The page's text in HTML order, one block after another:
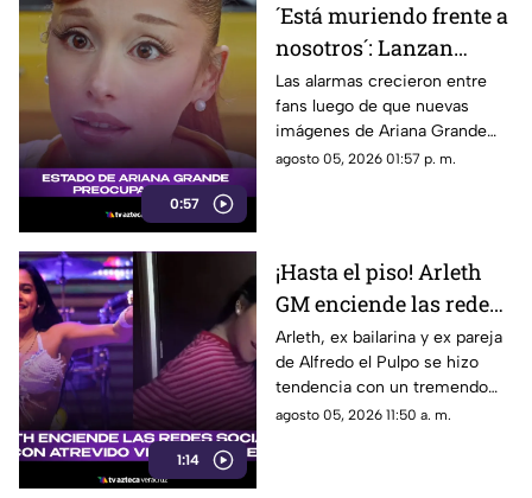
0:57
´Está muriendo frente a
nosotros´: Lanzan
ALERTA por Ariana
Grande tras revelar
estado actual
Las alarmas crecieron entre
fans luego de que nuevas
imágenes de Ariana Grande
desataran preocupación por su
agosto 05, 2026 01:57 p. m.
1:14
¡Hasta el piso! Arleth
GM enciende las redes
sociales con atrevido
video de baile
Arleth, ex bailarina y ex pareja
de Alfredo el Pulpo se hizo
tendencia con un tremendo
baile que compartió en sus
agosto 05, 2026 11:50 a. m.